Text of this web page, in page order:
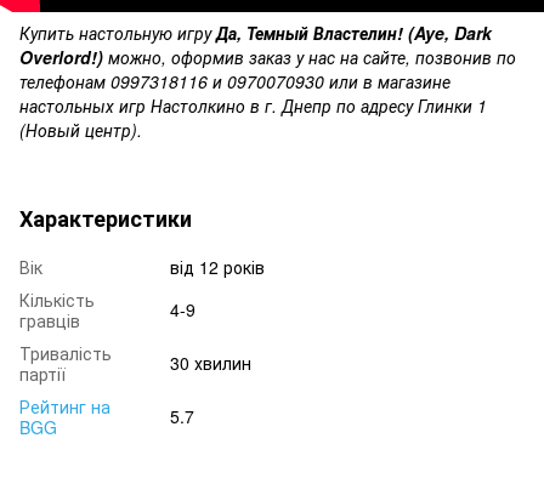
Купить настольную игруДа, Темный Властелин! (Aye, Dark
Overlord!) можно, оформив заказ у нас на сайте, позвонив по
телефонам 0997318116 и 0970070930 или в магазине
настольных игр Настолкино в г. Днепр по адресу Глинки 1
(Новый центр).
Характеристики
Вік
від 12 років
Кількість
гравців
4-9
Тривалість
партії
30 хвилин
Рейтинг на
BGG
5.7